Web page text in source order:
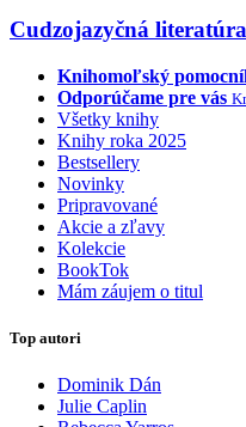
Cudzojazyčná literatúra
Knihomoľský
Odporúčame pre vás
Všetky knihy
Knihy roka 2025
Bestsellery
Novinky
Pripravované
Akcie a zľavy
Kolekcie
BookTok
Mám záujem o titul
Top autori
Dominik Dán
Julie Caplin